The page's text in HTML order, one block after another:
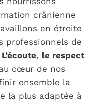
crânienne
en étroite
professionnels de
L’écoute, le respect
cœur de nos
ensemble la
la plus adaptée à